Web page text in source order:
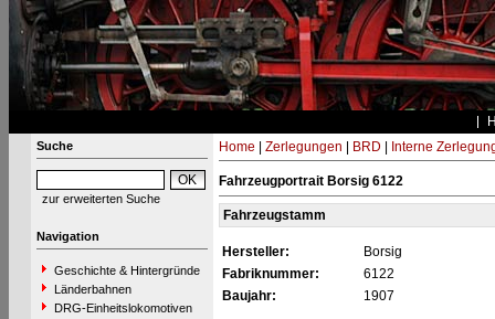
Suche
zur erweiterten Suche
Navigation
Geschichte & Hintergründe
Länderbahnen
DRG-Einheitslokomotiven
Home Zerlegungen BRD Interne
Fahrzeugportrait Borsig 6122
Fahrzeugstamm
Hersteller:
Borsig
Fabriknummer:
6122
Baujahr:
1907